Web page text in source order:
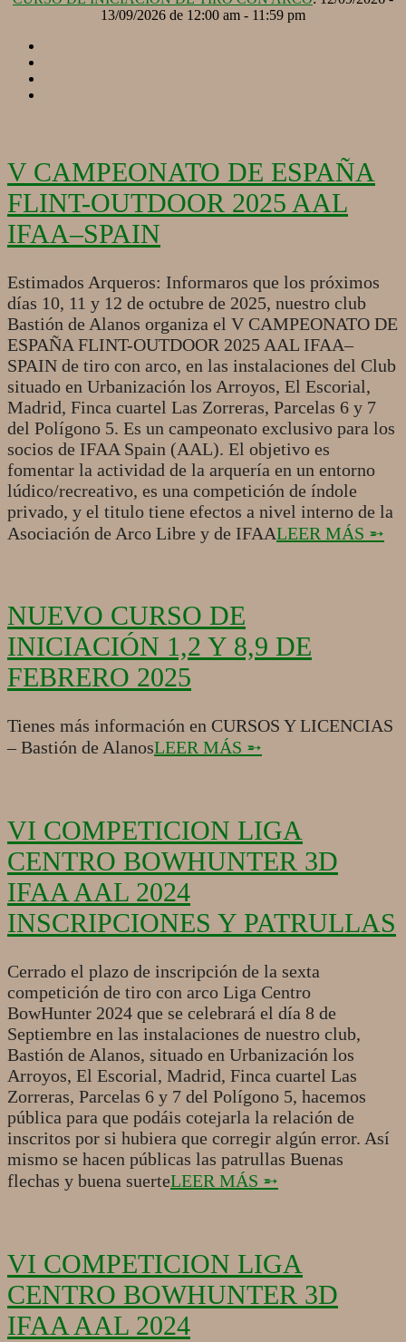
13/09/2026 de 12:00 am - 11:59 pm
V CAMPEONATO DE ESPAÑA
FLINT-OUTDOOR 2025 AAL
IFAA–SPAIN
2025-
08-
07
Estimados Arqueros: Informaros que los próximos
días 10, 11 y 12 de octubre de 2025, nuestro club
Bastión de Alanos organiza el V CAMPEONATO DE
ESPAÑA FLINT-OUTDOOR 2025 AAL IFAA–
SPAIN de tiro con arco, en las instalaciones del Club
situado en Urbanización los Arroyos, El Escorial,
Madrid, Finca cuartel Las Zorreras, Parcelas 6 y 7
del Polígono 5. Es un campeonato exclusivo para los
socios de IFAA Spain (AAL). El objetivo es
fomentar la actividad de la arquería en un entorno
lúdico/recreativo, es una competición de índole
privado, y el titulo tiene efectos a nivel interno de la
Asociación de Arco Libre y de IFAALEER MÁS ➵
NUEVO CURSO DE
INICIACIÓN 1,2 Y 8,9 DE
FEBRERO 2025
2025-
01-
10
Tienes más información en CURSOS Y LICENCIAS
– Bastión de AlanosLEER MÁS ➵
VI COMPETICION LIGA
CENTRO BOWHUNTER 3D
IFAA AAL 2024
INSCRIPCIONES Y PATRULLAS
2024-
03
Cerrado el plazo de inscripción de la sexta
competición de tiro con arco Liga Centro
BowHunter 2024 que se celebrará el día 8 de
Septiembre en las instalaciones de nuestro club,
Bastión de Alanos, situado en Urbanización los
Arroyos, El Escorial, Madrid, Finca cuartel Las
Zorreras, Parcelas 6 y 7 del Polígono 5, hacemos
pública para que podáis cotejarla la relación de
inscritos por si hubiera que corregir algún error. Así
mismo se hacen públicas las patrullas Buenas
flechas y buena suerteLEER MÁS ➵
VI COMPETICION LIGA
CENTRO BOWHUNTER 3D
IFAA AAL 2024